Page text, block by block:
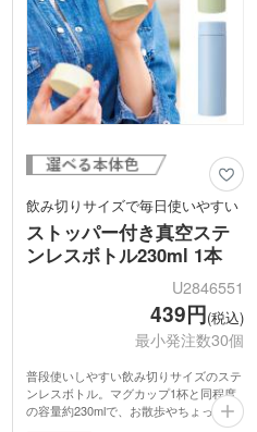
飲み切りサイズで毎日使いやすい
ストッパー付き真空ステ
ンレスボトル230ml 1本
U2846551
439円(税込)
最小発注数30個
普段使いしやすい飲み切りサイズのステ
ンレスボトル。マグカップ1杯と同程度
の容量約230mlで、お散歩やちょっとし
たお出かけで持ち歩くのにぴったりで